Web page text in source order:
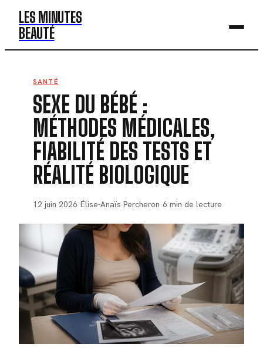
LES MINUTES
BEAUTÉ
BEAUTÉ
MODE
SANTÉ
BIEN-ÊTRE
DÉV. PERSO
SANTÉ
SEXE DU BÉBÉ :
MÉTHODES MÉDICALES,
FIABILITÉ DES TESTS ET
RÉALITÉ BIOLOGIQUE
12 juin 2026·Élise-Anaïs Percheron·6 min de lecture